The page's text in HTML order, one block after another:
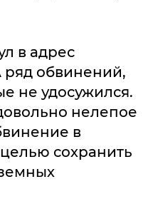
в адрес
обвинений,
не удосужился.
нелепое
в
сохранить